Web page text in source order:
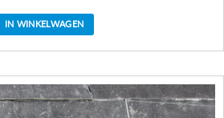
IN WINKELWAGEN